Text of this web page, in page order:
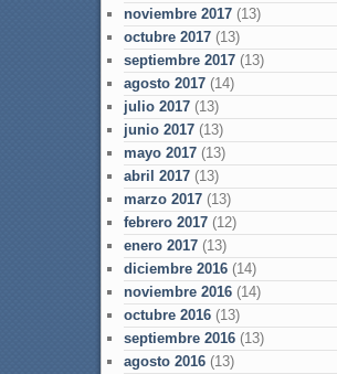
noviembre 2017(13)
octubre 2017(13)
septiembre 2017(13)
agosto 2017(14)
julio 2017(13)
junio 2017(13)
mayo 2017(13)
abril 2017(13)
marzo 2017(13)
febrero 2017(12)
enero 2017(13)
diciembre 2016(14)
noviembre 2016(14)
octubre 2016(13)
septiembre 2016(13)
agosto 2016(13)